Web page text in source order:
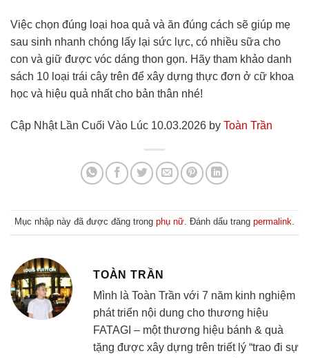
Việc chọn đúng loại hoa quả và ăn đúng cách sẽ giúp mẹ
sau sinh nhanh chóng lấy lại sức lực, có nhiều sữa cho
con và giữ được vóc dáng thon gọn. Hãy tham khảo danh
sách 10 loại trái cây trên để xây dựng thực đơn ở cữ khoa
học và hiệu quả nhất cho bản thân nhé!
Cập Nhật Lần Cuối Vào Lúc 10.03.2026 by Toàn Trần
Mục nhập này đã được đăng trong phụ nữ. Đánh dấu trang permalink.
TOÀN TRẦN
Mình là Toàn Trần với 7 năm kinh nghiệm
phát triển nội dung cho thương hiệu
FATAGI – một thương hiệu bánh & quà
tặng được xây dựng trên triết lý “trao đi sự